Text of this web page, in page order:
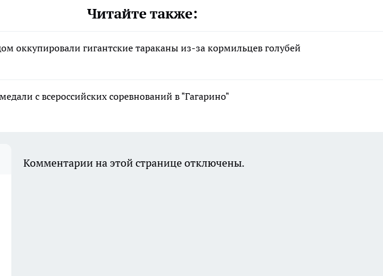
Читайте также:
оккупировали гигантские тараканы из-за кормильцев голубей
с всероссийских соревнований в "Гагарино"
Комментарии на этой странице отключены.